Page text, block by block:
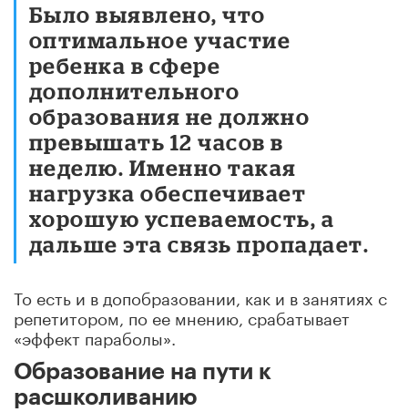
Было выявлено, что
оптимальное участие
ребенка в сфере
дополнительного
образования не должно
превышать 12 часов в
неделю. Именно такая
нагрузка обеспечивает
хорошую успеваемость, а
дальше эта связь пропадает.
То есть и в допобразовании, как и в занятиях с
репетитором, по ее мнению, срабатывает
«эффект параболы».
Образование на пути к
расшколиванию